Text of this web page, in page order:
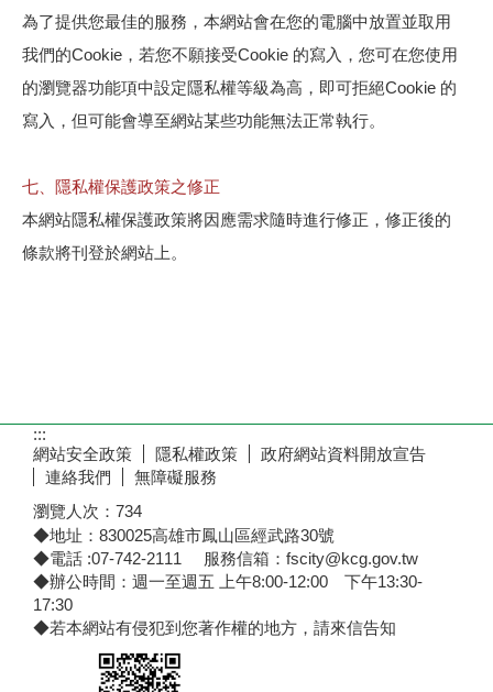
為了提供您最佳的服務，本網站會在您的電腦中放置並取用
我們的Cookie，若您不願接受Cookie 的寫入，您可在您使用
的瀏覽器功能項中設定隱私權等級為高，即可拒絕Cookie 的
寫入，但可能會導至網站某些功能無法正常執行。
七、隱私權保護政策之修正
本網站隱私權保護政策將因應需求隨時進行修正，修正後的
條款將刊登於網站上。
:::
網站安全政策
隱私權政策
政府網站資料開放宣告
連絡我們
無障礙服務
瀏覽人次： 734
◆地址：830025高雄市鳳山區經武路30號
◆電話 :07-742-2111 服務信箱：fscity@kcg.gov.tw
◆辦公時間：週一至週五 上午8:00-12:00 下午13:30-
17:30
◆若本網站有侵犯到您著作權的地方，請來信告知